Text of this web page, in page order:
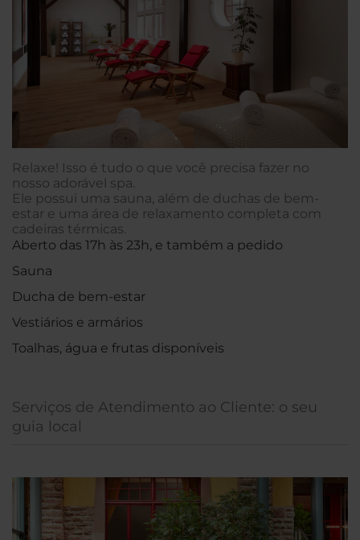
Relaxe! Isso é tudo o que você precisa fazer no
nosso adorável spa.
Ele possui uma sauna, além de duchas de bem-
estar e uma área de relaxamento completa com
cadeiras térmicas.
Aberto das 17h às 23h, e também a pedido
Sauna
Ducha de bem-estar
Vestiários e armários
Toalhas, água e frutas disponíveis
Serviços de Atendimento ao Cliente: o seu
guia local